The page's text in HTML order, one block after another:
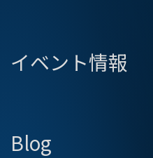
イベント情報
Blog